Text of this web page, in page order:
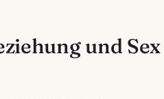
und Sex